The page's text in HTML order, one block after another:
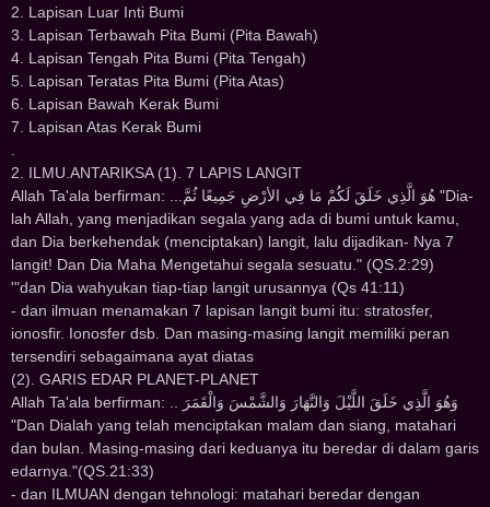
2. Lapisan Luar Inti Bumi
3. Lapisan Terbawah Pita Bumi (Pita Bawah)
4. Lapisan Tengah Pita Bumi (Pita Tengah)
5. Lapisan Teratas Pita Bumi (Pita Atas)
6. Lapisan Bawah Kerak Bumi
7. Lapisan Atas Kerak Bumi
.
2. ILMU.ANTARIKSA (1). 7 LAPIS LANGIT
Allah Ta'ala berfirman: ...ﻫُﻮَ ﺍﻟَّﺬِﻱ ﺧَﻠَﻖَ ﻟَﻜُﻢْ ﻣَﺎ ﻓِﻲ ﺍﻷﺭْﺽِ ﺟَﻤِﻴﻌًﺎ ﺛُﻢَّ "Dia-
lah Allah, yang menjadikan segala yang ada di bumi untuk kamu,
dan Dia berkehendak (menciptakan) langit, lalu dijadikan- Nya 7
langit! Dan Dia Maha Mengetahui segala sesuatu." (QS.2:29)
'"dan Dia wahyukan tiap-tiap langit urusannya (Qs 41:11)
- dan ilmuan menamakan 7 lapisan langit bumi itu: stratosfer,
ionosfir. Ionosfer dsb. Dan masing-masing langit memiliki peran
tersendiri sebagaimana ayat diatas
(2). GARIS EDAR PLANET-PLANET
Allah Ta'ala berfirman: .. ﻭَﻫُﻮَ ﺍﻟَّﺬِﻱ ﺧَﻠَﻖَ ﺍﻟﻠَّﻴْﻞَ ﻭَﺍﻟﻨَّﻬَﺎﺭَ ﻭَﺍﻟﺸَّﻤْﺲَ ﻭَﺍﻟْﻘَﻤَﺮَ
"Dan Dialah yang telah menciptakan malam dan siang, matahari
dan bulan. Masing-masing dari keduanya itu beredar di dalam garis
edarnya."(QS.21:33)
- dan ILMUAN dengan tehnologi: matahari beredar dengan